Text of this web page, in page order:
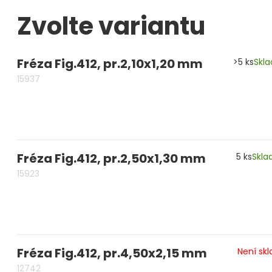
Měřidla, testry, váhy
Základní vybavení dílny
3D technologie
Smalty, UV barvy, patiny
Zvolte variantu
Fréza Fig.412, pr.2,10x1,20 mm
15937
>5 ks
Fréza Fig.412, pr.2,50x1,30 mm
15923
5 ks
Fréza Fig.412, pr.4,50x2,15 mm
12742
Není